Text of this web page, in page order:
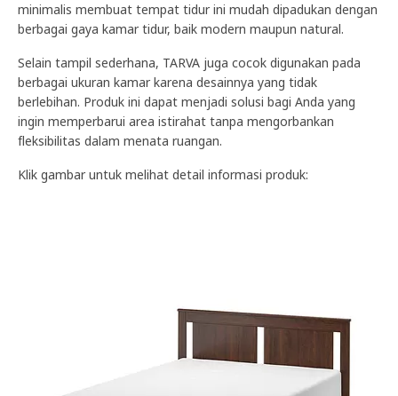
minimalis membuat tempat tidur ini mudah dipadukan dengan
berbagai gaya kamar tidur, baik modern maupun natural.
Selain tampil sederhana, TARVA juga cocok digunakan pada
berbagai ukuran kamar karena desainnya yang tidak
berlebihan. Produk ini dapat menjadi solusi bagi Anda yang
ingin memperbarui area istirahat tanpa mengorbankan
fleksibilitas dalam menata ruangan.
Klik gambar untuk melihat detail informasi produk: